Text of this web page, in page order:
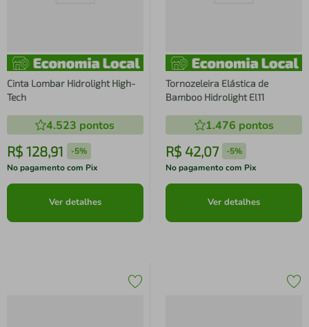
Cinta Lombar Hidrolight High-
Tech
4.523 pontos
R$ 128,91 -5%
No pagamento com Pix
Ver detalhes
Tornozeleira Elástica de
Bamboo Hidrolight El11
1.476 pontos
R$ 42,07 -5%
No pagamento com Pix
Ver detalhes